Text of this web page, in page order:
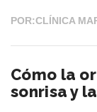
en
solución
para
POR:CLÍNICA
Cómo la
sonrisa y